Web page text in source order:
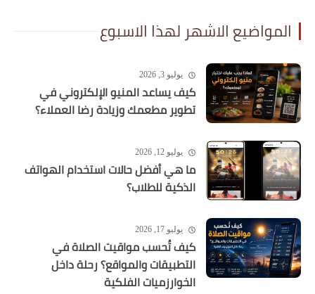
المواضيع الاشهر لهذا الاسبوع
يوليو 3, 2026
كيف يساعد المنيو الإلكتروني في
تطوير مطعمك وزيادة رضا العملاء؟
يوليو 12, 2026
ما هي أفضل حالات استخدام الهواتف
الذكية للطلاب؟
يوليو 17, 2026
كيف تُحسب مواقيت الصلاة في
التطبيقات والمواقع؟ رحلة داخل
الخوارزميات الفلكية